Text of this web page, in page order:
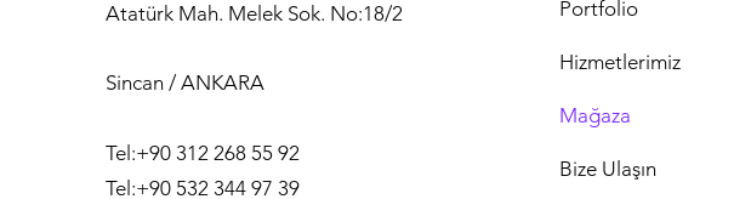
Atatürk Mah. Melek Sok. No:18/2
Sincan / ANKARA
Tel:+90 312 268 55 92
Tel:+90 532 344 97 39
Portfolio
Hizmetlerimiz
Mağaza
Bize Ulaşın